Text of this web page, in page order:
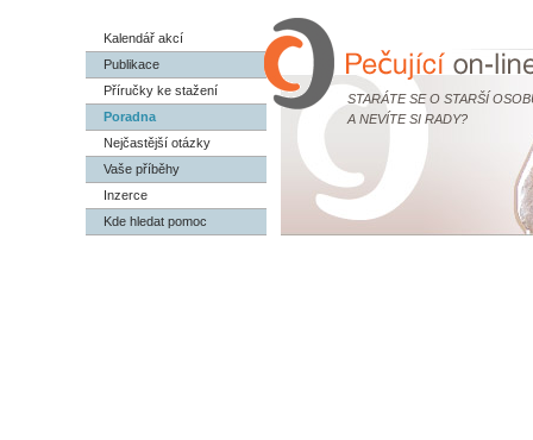
STARÁTE SE O STARŠÍ
A NEVÍTE SI RADY?
Kalendář akcí
Publikace
Příručky ke stažení
Poradna
Nejčastější otázky
Vaše příběhy
Inzerce
Kde hledat pomoc